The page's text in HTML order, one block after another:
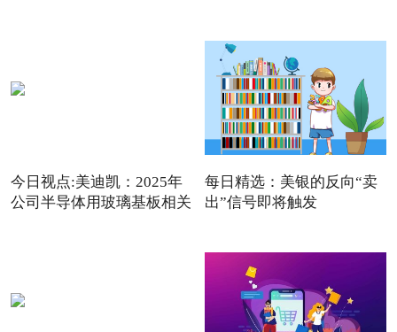
今日视点:美迪凯：2025年
公司半导体用玻璃基板相关
每日精选：美银的反向“卖
出”信号即将触发